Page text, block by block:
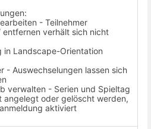
- Teilnehmer
entfernen verhält sich nicht
in Landscape-Orientation
- Auswechselungen lassen sich
verwalten - Serien und Spieltag
angelegt oder gelöscht werden,
aktiviert